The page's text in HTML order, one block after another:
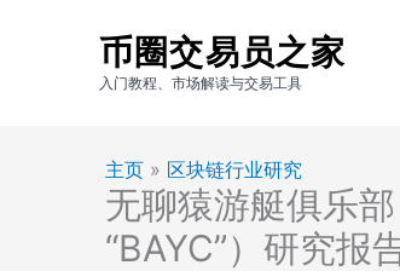
币圈交易员之家
入门教程、市场解读与交易工具
主页 » 区块链行业研究
无聊猿游艇俱乐
“BAYC”）研究报